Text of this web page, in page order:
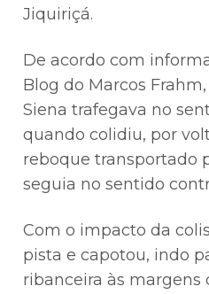
Jiquiriçá.
De acordo com
Blog do Marcos
Siena trafegava no
quando colidiu, por
reboque transportado
seguia no sentido
Com o impacto da
pista e capotou, indo
ribanceira às margens